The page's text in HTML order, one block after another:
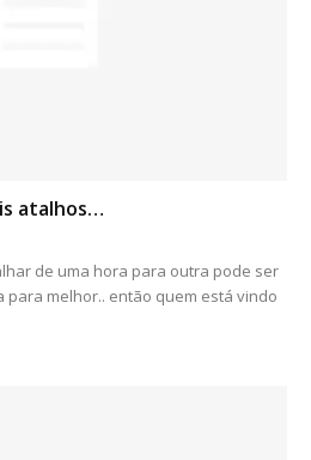
atalhos…
de uma hora para outra pode ser
para melhor.. então quem está vindo